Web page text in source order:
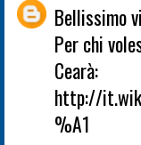
Bellissimo
Per chi
Cearà:
http://
%A1